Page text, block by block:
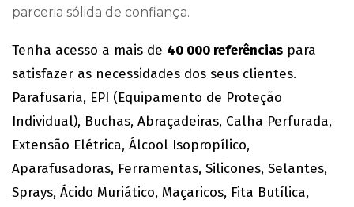
parceria sólida de confiança.
Tenha acesso a mais de 40 000 referências para
satisfazer as necessidades dos seus clientes.
Parafusaria, EPI (Equipamento de Proteção
Individual), Buchas, Abraçadeiras, Calha Perfurada,
Extensão Elétrica, Álcool Isopropílico,
Aparafusadoras, Ferramentas, Silicones, Selantes,
Sprays, Ácido Muriático, Maçaricos, Fita Butílica,